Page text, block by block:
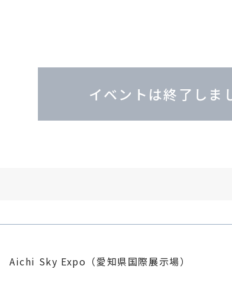
イベントは終了しま
Aichi Sky Expo（愛知県国際展示場）